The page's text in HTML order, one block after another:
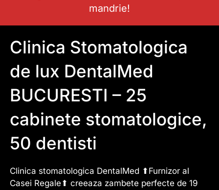
mandrie!
Clinica Stomatologica
de lux DentalMed
BUCURESTI – 25
cabinete stomatologice,
50 dentisti
Clinica stomatologica DentalMed ⬆Furnizor al
Casei Regale⬆ creeaza zambete perfecte de 19